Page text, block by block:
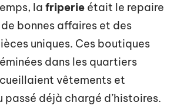
la friperie était le repaire
bonnes affaires et des
uniques. Ces boutiques
dans les quartiers
vêtements et
passé déjà chargé d’histoires.